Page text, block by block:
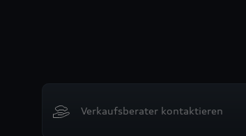
Verkaufsberater kontaktieren